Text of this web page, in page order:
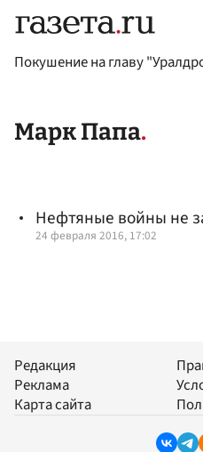
Покушение на главу
Марк Папа
Нефтяные войны не
24 февраля 2016, 17:02
Редакция
Реклама
Карта сайта